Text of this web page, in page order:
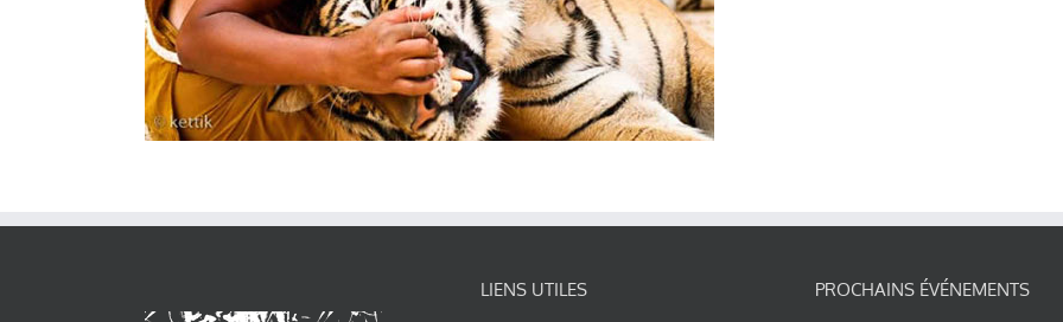
LIENS UTILES PROCHAINS ÉVÉNEMENTS